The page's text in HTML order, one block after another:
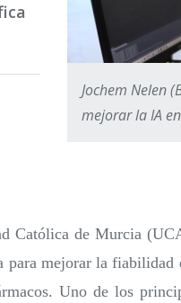
Jochem Nelen
mejorar la IA
Católica de Murcia
para mejorar la fiabilidad
Uno de los